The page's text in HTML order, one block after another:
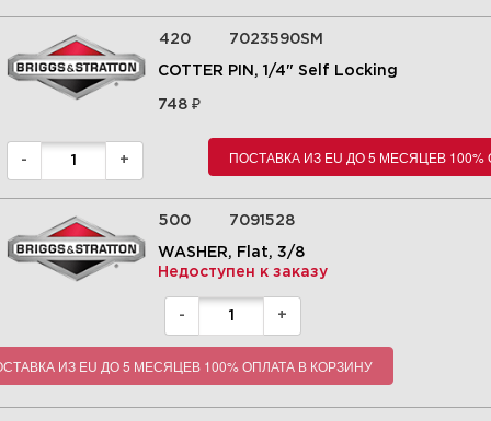
420 7023590SM
COTTER PIN, 1/4" Self Locking
748₽
- + ПОСТАВКА ИЗ EU ДО 5 МЕСЯЦЕВ
500 7091528
WASHER, Flat, 3/8
Недоступен к заказу
- +
ИЗ EU ДО 5 МЕСЯЦЕВ 100% ОПЛАТА В КОРЗИНУ